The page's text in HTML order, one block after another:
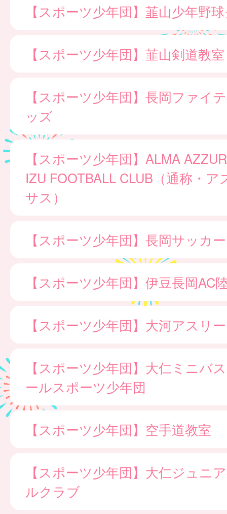
【スポーツ少年団】韮山少年野
【スポーツ少年団】韮山剣道教室
【スポーツ少年団】長岡ファイ
ッズ
【スポーツ少年団】ALMA
IZU FOOTBALL CLUB（通称・
サス）
【スポーツ少年団】長岡サッカー
【スポーツ少年団】伊豆長岡AC
【スポーツ少年団】大河アスリ
【スポーツ少年団】大仁ミニバ
ールスポーツ少年団
【スポーツ少年団】空手道教室
【スポーツ少年団】大仁ジュニ
ルクラブ